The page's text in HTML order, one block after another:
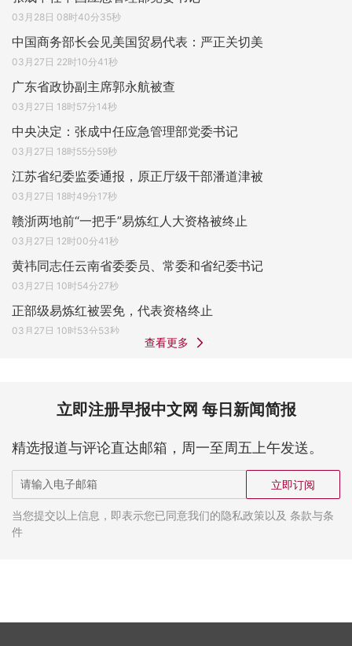
03月28日 08时40分35秒
中国商务部长会见美国贸易代表：严正关切美
03月27日 22时10分41秒
广东省政协副主席郭永航被查
03月27日 18时57分14秒
中央决定：张成中任应急管理部党委书记
03月27日 18时55分59秒
江苏省纪委监委通报，原正厅级干部潘道津被
03月27日 18时49分17秒
赣浙两地前“一把手”易炼红人大资格被终止
03月27日 12时00分41秒
黄祎同志任云南省委委员、常委和省纪委书记
03月27日 10时54分27秒
正部级易炼红被罢免，代表资格终止
03月27日 10时53分53秒
查看更多
立即注册早报中文网 每日新闻简报
精选报道与评论直达邮箱，周一至周五上午发送。
立即订阅
当您提交以上信息，即表示您已同意我们的隐私政策以及 条款与条
件